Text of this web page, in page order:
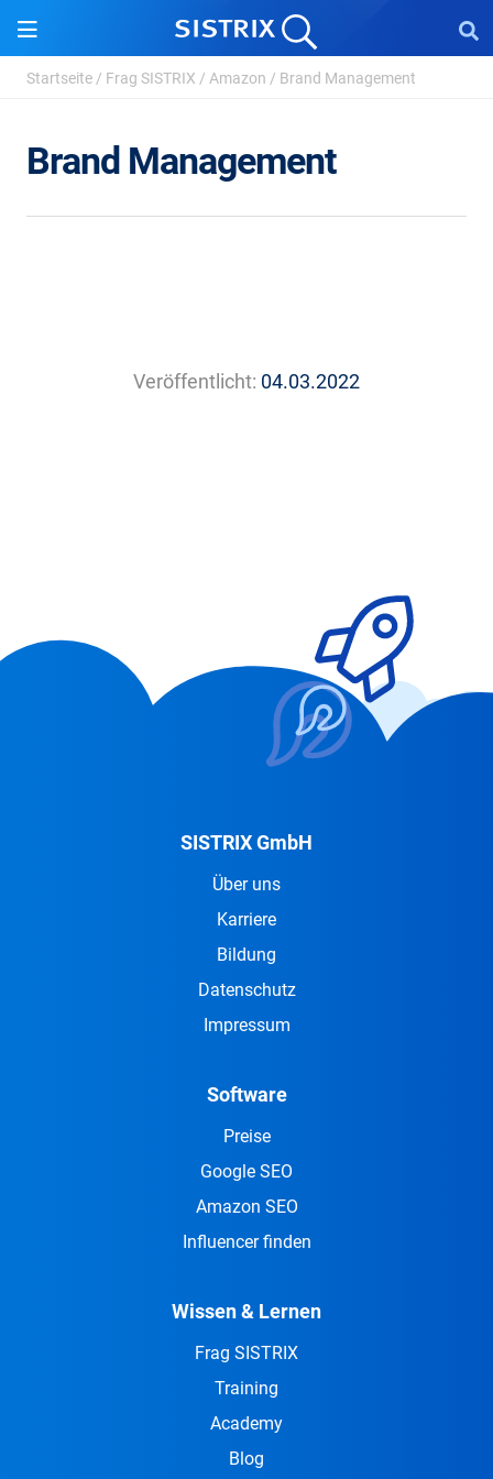
Startseite / Frag SISTRIX / Amazon / Brand Management
Brand Management
Veröffentlicht: 04.03.2022
SISTRIX GmbH
Über uns
Karriere
Bildung
Datenschutz
Impressum
Software
Preise
Google SEO
Amazon SEO
Influencer finden
Wissen & Lernen
Frag SISTRIX
Training
Academy
Blog